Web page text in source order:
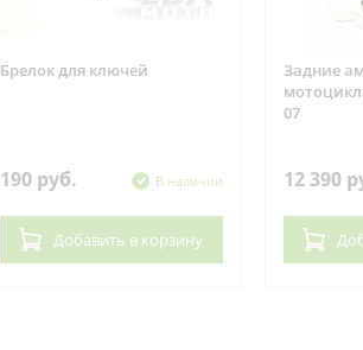
Брелок для ключей
190 руб. В наличии
Добавить в корзину
Задние
07
12 390